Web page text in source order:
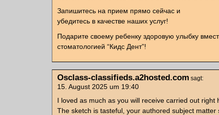
Запишитесь на прием прямо сейчас и
убедитесь в качестве наших услуг!
Подарите своему ребенку здоровую улыбку
стоматологией “Кидс Дент”!
Osclass-classifieds.a2hosted.com sagt:
15. August 2025 um 19:40
I loved as much as you will receive carried out right
The sketch is tasteful, your authored subject matter